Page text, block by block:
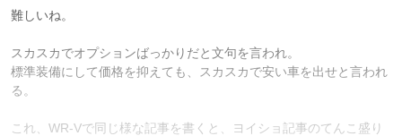
難しいね。
スカスカでオプションばっかりだと文句を言われ。
標準装備にして価格を抑えても、スカスカで安い車を出せと言われ
る。
これ、WR-Vで同じ様な記事を書くと、ヨイショ記事のてんこ盛り